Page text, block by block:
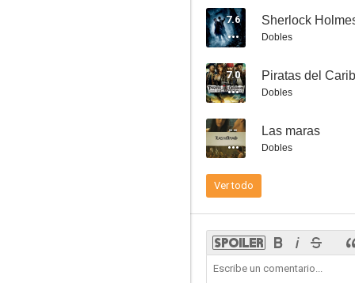
6.6
Blitz
7.3
7.6
Dobles
7.0
Dobles
-- Las maras
Dobles
Ver todo